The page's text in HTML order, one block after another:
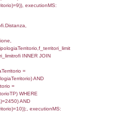
FROM
ON
=
=
AND